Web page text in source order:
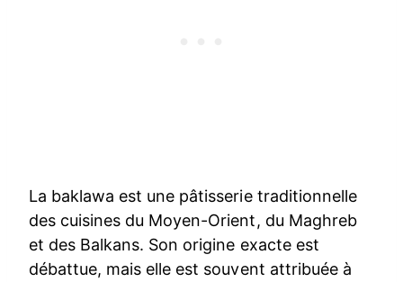
La baklawa est une pâtisserie traditionnelle
des cuisines du Moyen-Orient, du Maghreb
et des Balkans. Son origine exacte est
débattue, mais elle est souvent attribuée à